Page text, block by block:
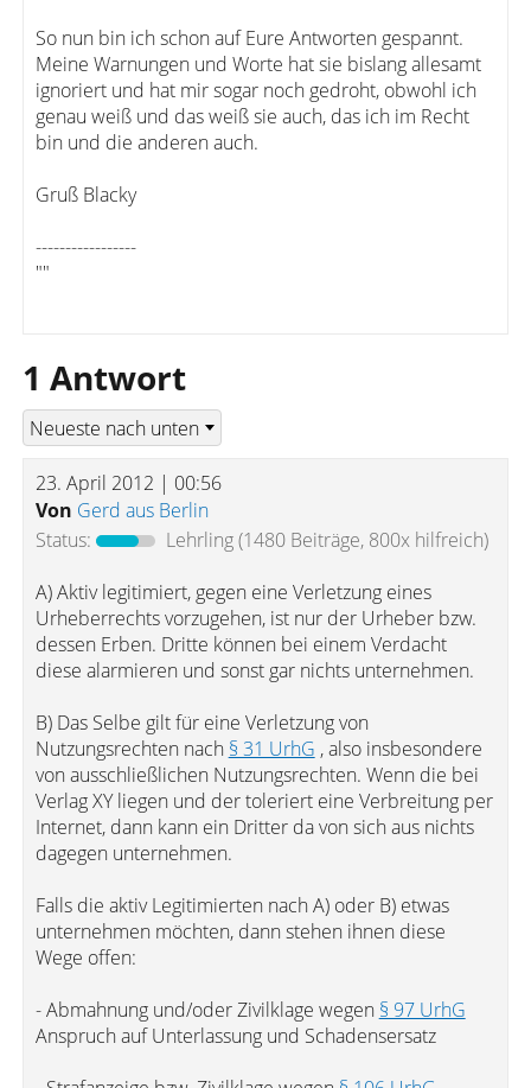
So nun bin ich schon auf Eure Antworten gespannt.
Meine Warnungen und Worte hat sie bislang allesamt
ignoriert und hat mir sogar noch gedroht, obwohl ich
genau weiß und das weiß sie auch, das ich im Recht
bin und die anderen auch.
Gruß Blacky
-----------------
""
1 Antwort
23. April 2012 | 00:56
Von Gerd aus Berlin
Status:
Lehrling(1480 Beiträge, 800x hilfreich)
A) Aktiv legitimiert, gegen eine Verletzung eines
Urheberrechts vorzugehen, ist nur der Urheber bzw.
dessen Erben. Dritte können bei einem Verdacht
diese alarmieren und sonst gar nichts unternehmen.
B) Das Selbe gilt für eine Verletzung von
Nutzungsrechten nach § 31 UrhG , also insbesondere
von ausschließlichen Nutzungsrechten. Wenn die bei
Verlag XY liegen und der toleriert eine Verbreitung per
Internet, dann kann ein Dritter da von sich aus nichts
dagegen unternehmen.
Falls die aktiv Legitimierten nach A) oder B) etwas
unternehmen möchten, dann stehen ihnen diese
Wege offen:
- Abmahnung und/oder Zivilklage wegen § 97 UrhG
Anspruch auf Unterlassung und Schadensersatz